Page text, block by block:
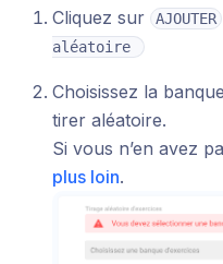
Cliquez sur AJOUTER
aléatoire
Choisissez la
tirer aléatoire.
Si vous n’en avez
plus loin.